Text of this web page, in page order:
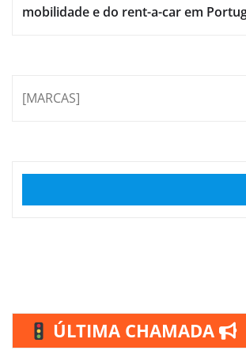
mobilidade e do rent-a-car em
[MARCAS]
ÚLTIMA CHAMADA